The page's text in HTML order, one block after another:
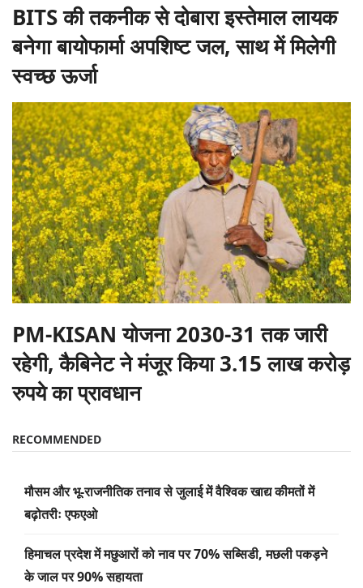
BITS की तकनीक से दोबारा इस्तेमाल लायक
बनेगा बायोफार्मा अपशिष्ट जल, साथ में मिलेगी
स्वच्छ ऊर्जा
PM-KISAN योजना 2030-31 तक जारी
रहेगी, कैबिनेट ने मंजूर किया 3.15 लाख करोड़
रुपये का प्रावधान
RECOMMENDED
मौसम और भू-राजनीतिक तनाव से जुलाई में वैश्विक खाद्य कीमतों में
बढ़ोतरीः एफएओ
हिमाचल प्रदेश में मछुआरों को नाव पर 70% सब्सिडी, मछली पकड़ने
के जाल पर 90% सहायता